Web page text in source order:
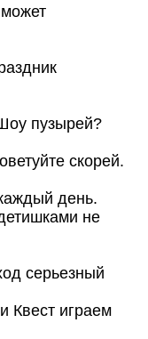
пузырей?
скорей.
день.
не
серьезный
Квест играем